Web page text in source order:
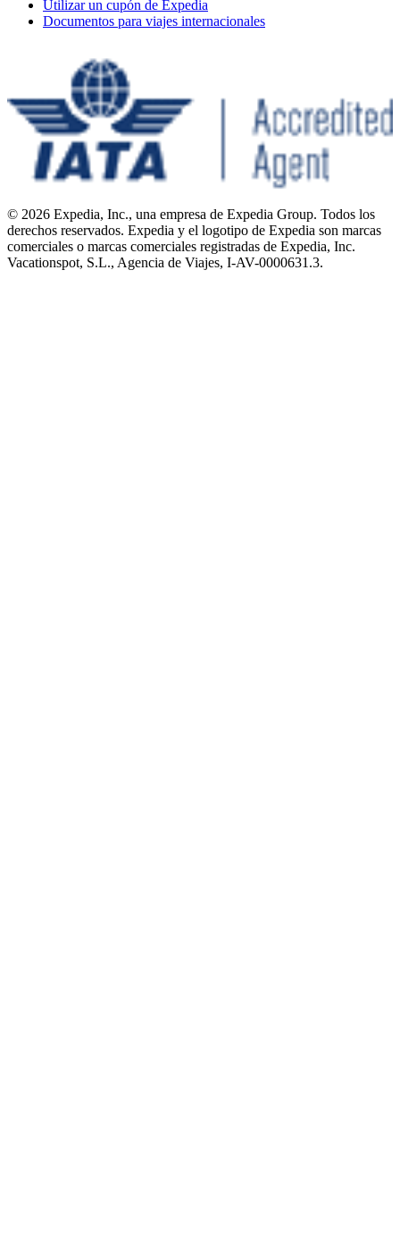
Utilizar un cupón de Expedia
Documentos para viajes internacionales
© 2026 Expedia, Inc., una empresa de Expedia Group. Todos los
derechos reservados. Expedia y el logotipo de Expedia son marcas
comerciales o marcas comerciales registradas de Expedia, Inc.
Vacationspot, S.L., Agencia de Viajes, I-AV-0000631.3.